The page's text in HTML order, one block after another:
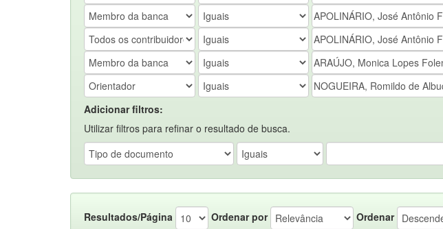
Adicionar filtros:
Utilizar filtros para refinar o resultado de busca.
Resultados/Página Ordenar por Ordenar